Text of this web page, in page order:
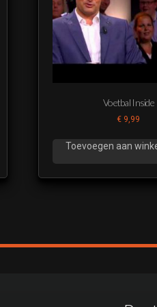
Voetbal Inside
€ 9,99
Toevoegen aan